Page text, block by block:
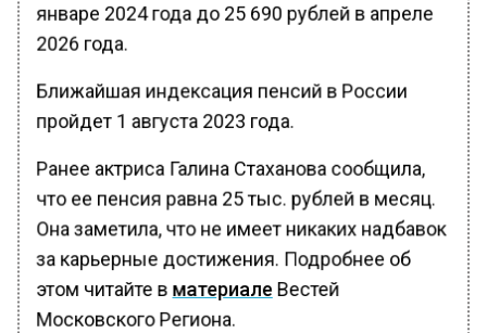
январе 2024 года до 25 690 рублей в апреле
2026 года.
Ближайшая индексация пенсий в России
пройдет 1 августа 2023 года.
Ранее актриса Галина Стаханова сообщила,
что ее пенсия равна 25 тыс. рублей в месяц.
Она заметила, что не имеет никаких надбавок
за карьерные достижения. Подробнее об
этом читайте в материале Вестей
Московского Региона.